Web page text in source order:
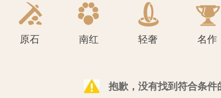
原石 南红 轻奢 名作
抱歉，没有找到符合条件